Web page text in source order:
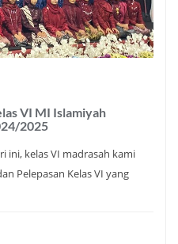
VI MI Islamiyah
2025
ini, kelas VI madrasah kami
Pelepasan Kelas VI yang